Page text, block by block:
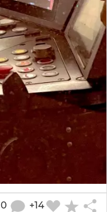
+14
0